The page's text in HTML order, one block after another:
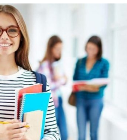
İle Yatay Geçiş Online
Bulunan Öğrencilerden
(transkript); başvuruda bulunan
kurumda okuduğu bütün